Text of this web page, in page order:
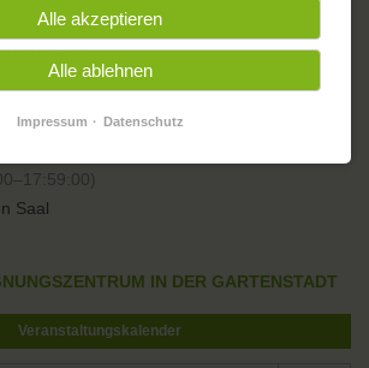
Integrazia-Raum
Saal
IN DER GARTENSTADT
Veranstaltungskalender
Alle akzeptieren
Alle ablehnen
Impressum Datenschutz